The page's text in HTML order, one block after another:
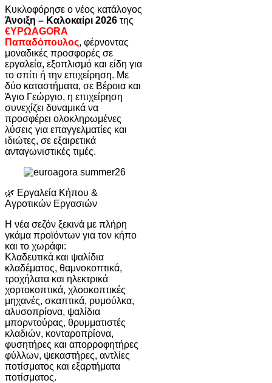
Κυκλοφόρησε ο νέος κατάλογος
Άνοιξη – Καλοκαίρι 2026 της
€ΥΡΩAGORA
Παπαδόπουλος, φέρνοντας
μοναδικές προσφορές σε
εργαλεία, εξοπλισμό και είδη για
το σπίτι ή την επιχείρηση. Με
δύο καταστήματα, σε Βέροια και
Άγιο Γεώργιο, η επιχείρηση
συνεχίζει δυναμικά να
προσφέρει ολοκληρωμένες
λύσεις για επαγγελματίες και
ιδιώτες, σε εξαιρετικά
ανταγωνιστικές τιμές.
🌿 Εργαλεία Κήπου &
Αγροτικών Εργασιών
Η νέα σεζόν ξεκινά με πλήρη
γκάμα προϊόντων για τον κήπο
και το χωράφι:
Κλαδευτικά και ψαλίδια
κλαδέματος, θαμνοκοπτικά,
τροχήλατα και ηλεκτρικά
χορτοκοπτικά, χλοοκοπτικές
μηχανές, σκαπτικά, ρυμούλκα,
αλυσοπρίονα, ψαλίδια
μπορντούρας, θρυμματιστές
κλαδιών, κονταροπρίονα,
φυσητήρες και απορροφητήρες
φύλλων, ψεκαστήρες, αντλίες
ποτίσματος και εξαρτήματα
ποτίσματος.